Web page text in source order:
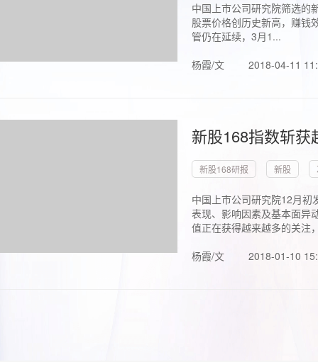
中国上市公司研究院筛选的
股票价格创历史新高，赚钱
管仍在延续，3月1...
杨霞/文
2018-04-11
新股168指数斩
新股168研报 新股
中国上市公司研究院12月初
表现、影响因素及基本面异
值正在获得越来越多的关注
杨霞/文
2018-01-10